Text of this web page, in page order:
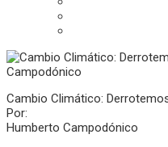
Cambio Climático:
Por:
Humberto Campodónico